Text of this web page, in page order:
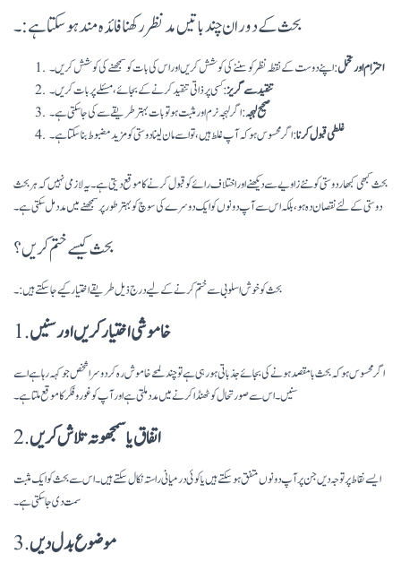
بحث کے دوران چند باتیں مدنظر رکھنا فائدہ مند ہو سکتا ہے:۔
احترام اور تحمل: اپنے دوست کے نقطہ نظر کو سننے کی کوشش کریں اور اس کی بات کو سمجھنے کی کوشش کریں۔
تنقید سے گریز: کسی پر ذاتی تنقید کرنے کے بجائے، مسئلے پر بات کریں۔
صحیح لہجہ: اگر لہجہ نرم اور مثبت ہو تو بات بہتر طریقے سے کی جا سکتی ہے۔
غلطی قبول کرنا: اگر محسوس ہو کہ آپ غلط ہیں، تو اسے مان لینا دوستی کو مزید مضبوط بنا سکتا ہے۔
بحث کبھی کبھار دوستی کو نئے زاویے سے دیکھنے اور اختلاف رائے کو قبول کرنے کا موقع دیتی ہے۔ یہ لازمی نہیں کہ ہر بحث
دوستی کے لئے نقصان دہ ہو، بلکہ اس سے آپ دونوں کو ایک دوسرے کی سوچ کو بہتر طور پر سمجھنے میں مدد مل سکتی ہے۔
بحث کیسے ختم کریں؟
بحث کو خوش اسلوبی سے ختم کرنے کے لیے درج ذیل طریقے اختیار کیے جا سکتے ہیں:۔
1.خاموشی اختیار کریں اور سنیں
اگر محسوس ہو کہ بحث بامقصد ہونے کی بجائے جذباتی ہو رہی ہے تو چند لمحے خاموش رہ کر دوسرا شخص جو کہہ رہا ہے اسے
سنیں۔ اس سے صورتحال کو ٹھنڈا کرنے میں مدد ملتی ہے اور آپ کو غور و فکر کا موقع ملتا ہے۔
2.اتفاق یا سمجھوتہ تلاش کریں
ایسے نقاط پر توجہ دیں جن پر آپ دونوں متفق ہو سکتے ہیں یا کوئی درمیانی راستہ نکال سکتے ہیں۔ اس سے بحث کو ایک مثبت
سمت دی جا سکتی ہے۔
3.موضوع بدل دیں